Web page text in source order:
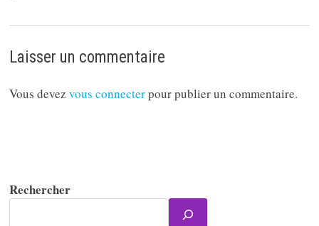
Laisser un commentaire
Vous devezvous connecterpour publier un commentaire.
Rechercher